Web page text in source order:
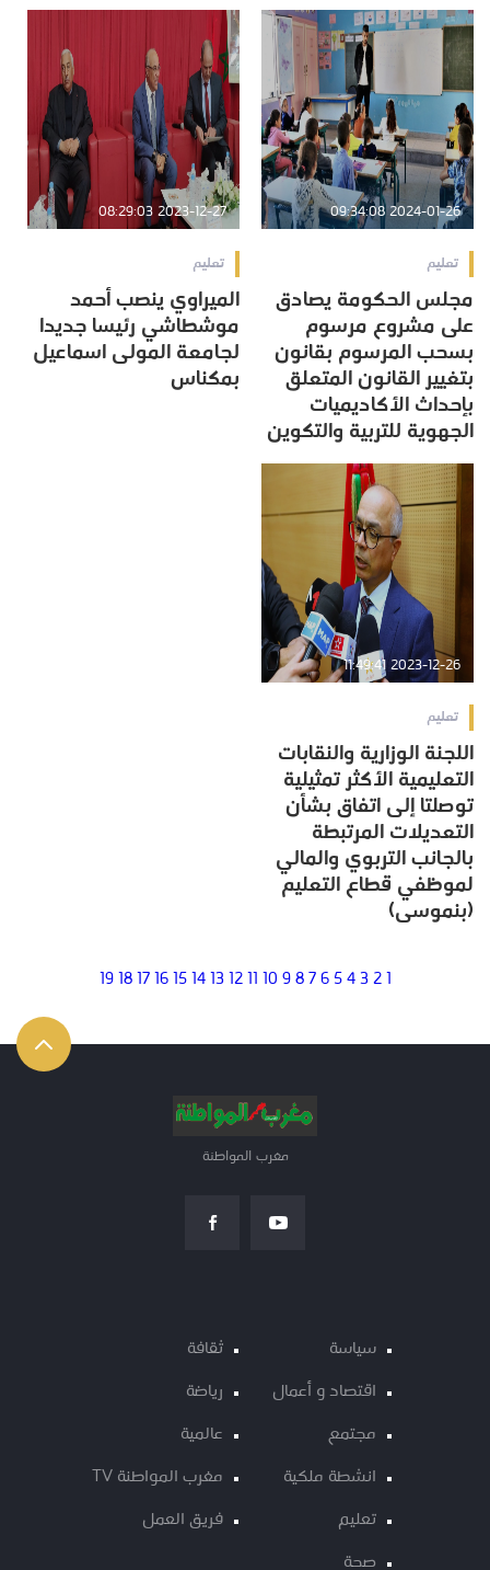
2024-01-26 09:34:08
تعليم
مجلس الحكومة يصادق
على مشروع مرسوم
بسحب المرسوم بقانون
بتغيير القانون المتعلق
بإحداث الأكاديميات
الجهوية للتربية والتكوين
2023-12-27 08:29:03
تعليم
الميراوي ينصب أحمد
موشطاشي رئيسا جديدا
لجامعة المولى اسماعيل
بمكناس
2023-12-26 11:49:41
تعليم
اللجنة الوزارية والنقابات
التعليمية الأكثر تمثيلية
توصلتا إلى اتفاق بشأن
التعديلات المرتبطة
بالجانب التربوي والمالي
لموظفي قطاع التعليم
(بنموسى)
1
2
3
4
5
6
7
8
9
10
11
12
13
14
15
16
17
18
19
مغرب المواطنة
سياسة
اقتصاد و أعمال
مجتمع
انشطة ملكية
تعليم
صحة
ثقافة
رياضة
عالمية
مغرب المواطنة TV
فريق العمل